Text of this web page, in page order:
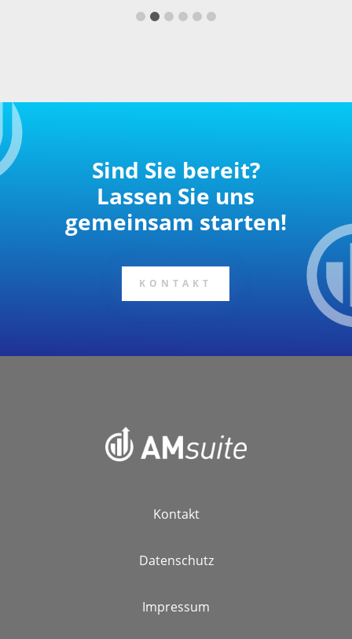
Sind Sie bereit?
Lassen Sie uns
gemeinsam starten!
KONTAKT
Kontakt
Datenschutz
Impressum